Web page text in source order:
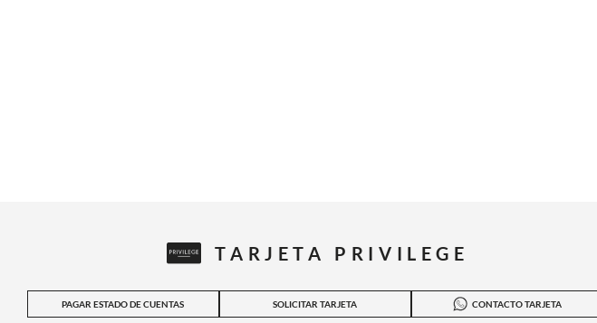
TARJETA PRIVILEGE
PAGAR ESTADO DE CUENTAS SOLICITAR TARJETA CONTACTO TARJETA